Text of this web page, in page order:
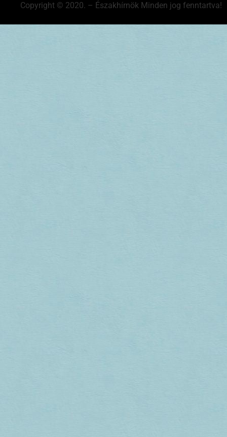
Copyright © 2020. – Északhírnök Minden jog fenntartva!